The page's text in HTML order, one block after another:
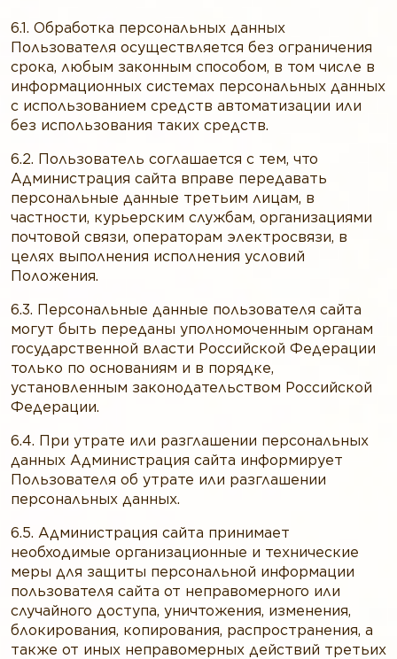
6.1. Обработка персональных данных
Пользователя осуществляется без ограничения
срока, любым законным способом, в том числе в
информационных системах персональных данных
с использованием средств автоматизации или
без использования таких средств.
6.2. Пользователь соглашается с тем, что
Администрация сайта вправе передавать
персональные данные третьим лицам, в
частности, курьерским службам, организациями
почтовой связи, операторам электросвязи, в
целях выполнения исполнения условий
Положения.
6.3. Персональные данные пользователя сайта
могут быть переданы уполномоченным органам
государственной власти Российской Федерации
только по основаниям и в порядке,
установленным законодательством Российской
Федерации.
6.4. При утрате или разглашении персональных
данных Администрация сайта информирует
Пользователя об утрате или разглашении
персональных данных.
6.5. Администрация сайта принимает
необходимые организационные и технические
меры для защиты персональной информации
пользователя сайта от неправомерного или
случайного доступа, уничтожения, изменения,
блокирования, копирования, распространения, а
также от иных неправомерных действий третьих